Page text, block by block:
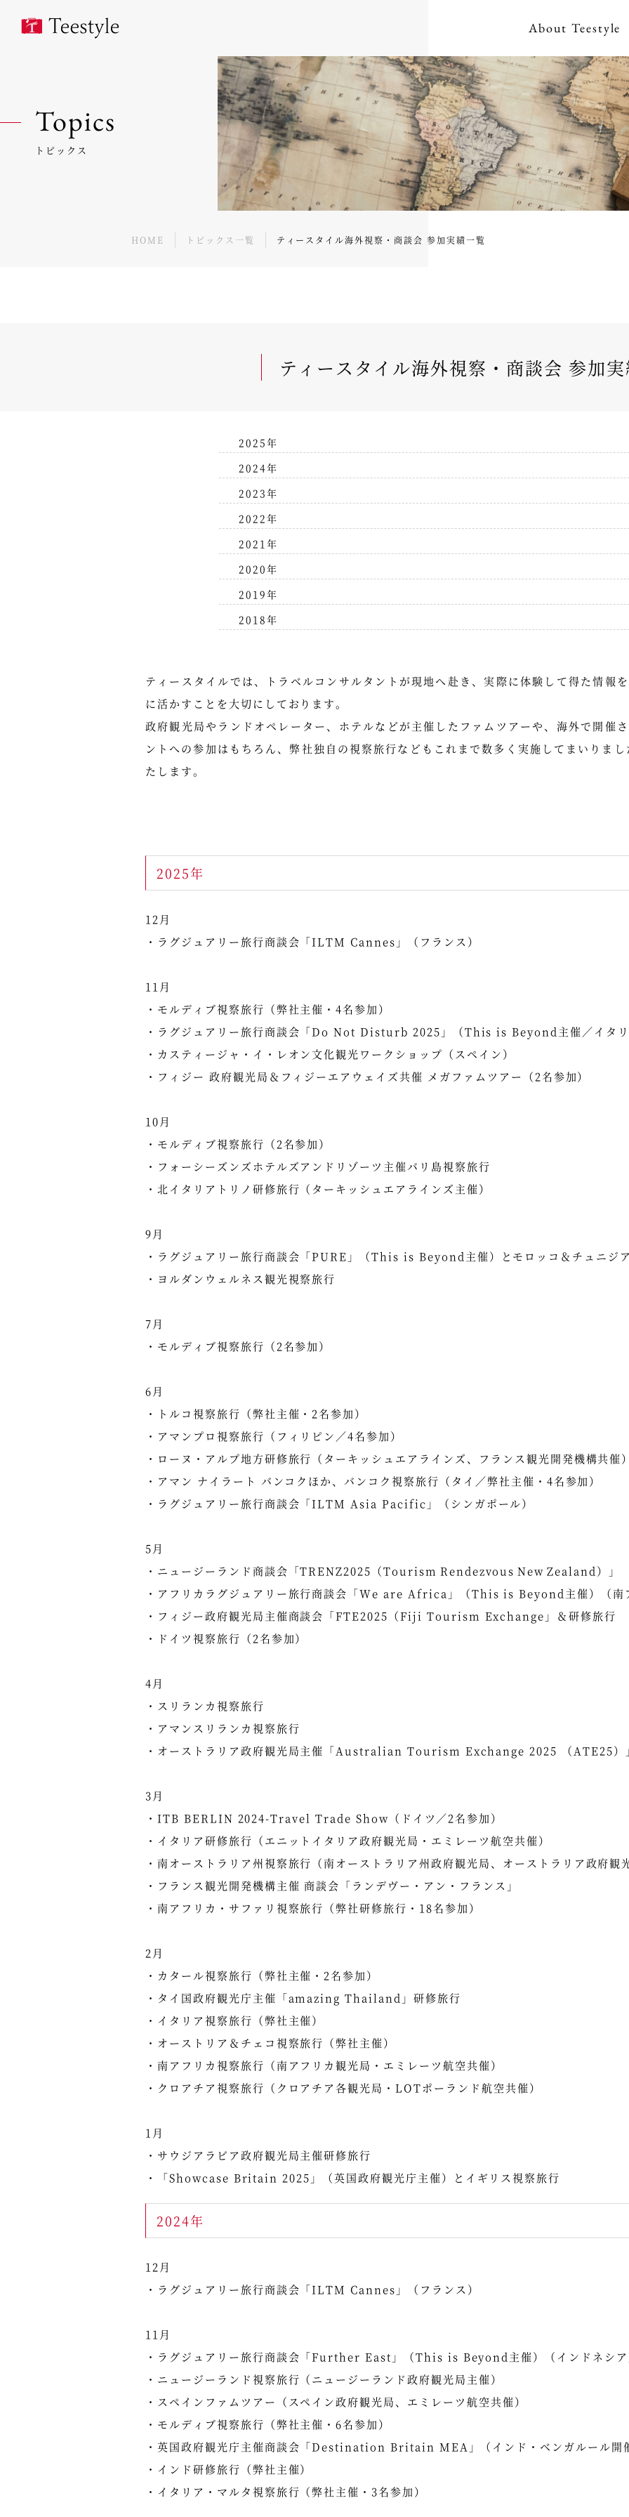
About Teestyle
Topics
トピックス
HOME トピックス一覧 ティースタイル海外視察・商談会 参加実績一覧
ティースタイル海外視察・商談会 参加
2025年
2024年
2023年
2022年
2021年
2020年
2019年
2018年
ティースタイルでは、トラベルコンサルタントが現地へ赴き、実際に体験して得た情報
に活かすことを大切にしております。
政府観光局やランドオペレーター、ホテルなどが主催したファムツアーや、海外で開催
ントへの参加はもちろん、弊社独自の視察旅行などもこれまで数多く実施してまいりま
たします。
2025年
12月
・ラグジュアリー旅行商談会「ILTM Cannes」（フランス）
11月
・モルディブ視察旅行（弊社主催・4名参加）
・ラグジュアリー旅行商談会「Do Not Disturb 2025」（This is Beyond主催／イタ
・カスティージャ・イ・レオン文化観光ワークショップ（スペイン）
・フィジー 政府観光局＆フィジーエアウェイズ共催 メガファムツアー（2名参加）
10月
・モルディブ視察旅行（2名参加）
・フォーシーズンズホテルズアンドリゾーツ主催バリ島視察旅行
・北イタリアトリノ研修旅行（ターキッシュエアラインズ主催）
9月
・ラグジュアリー旅行商談会「PURE」（This is Beyond主催）とモロッコ＆チュニジ
・ヨルダンウェルネス観光視察旅行
7月
・モルディブ視察旅行（2名参加）
6月
・トルコ視察旅行（弊社主催・2名参加）
・アマンプロ視察旅行（フィリピン／4名参加）
・ローヌ・アルプ地方研修旅行（ターキッシュエアラインズ、フランス観光開発機構共催
・アマン ナイラート バンコクほか、バンコク視察旅行（タイ／弊社主催・4名参加）
・ラグジュアリー旅行商談会「ILTM Asia Pacific」（シンガポール）
5月
・ニュージーランド商談会「TRENZ2025（Tourism Rendezvous New Zealand）」
・アフリカラグジュアリー旅行商談会「We are Africa」（This is Beyond主催）（南
・フィジー政府観光局主催商談会「FTE2025（Fiji Tourism Exchange」＆研修旅行
・ドイツ視察旅行（2名参加）
4月
・スリランカ視察旅行
・アマンスリランカ視察旅行
・オーストラリア政府観光局主催「Australian Tourism Exchange 2025 （ATE25）
3月
・ITB BERLIN 2024-Travel Trade Show（ドイツ／2名参加）
・イタリア研修旅行（エニットイタリア政府観光局・エミレーツ航空共催）
・南オーストラリア州視察旅行（南オーストラリア州政府観光局、オーストラリア政府観
・フランス観光開発機構主催 商談会「ランデヴー・アン・フランス」
・南アフリカ・サファリ視察旅行（弊社研修旅行・18名参加）
2月
・カタール視察旅行（弊社主催・2名参加）
・タイ国政府観光庁主催「amazing Thailand」研修旅行
・イタリア視察旅行（弊社主催）
・オーストリア＆チェコ視察旅行（弊社主催）
・南アフリカ視察旅行（南アフリカ観光局・エミレーツ航空共催）
・クロアチア視察旅行（クロアチア各観光局・LOTポーランド航空共催）
1月
・サウジアラビア政府観光局主催研修旅行
・「Showcase Britain 2025」（英国政府観光庁主催）とイギリス視察旅行
2024年
12月
・ラグジュアリー旅行商談会「ILTM Cannes」（フランス）
11月
・ラグジュアリー旅行商談会「Further East」（This is Beyond主催）（インドネシ
・ニュージーランド視察旅行（ニュージーランド政府観光局主催）
・スペインファムツアー（スペイン政府観光局、エミレーツ航空共催）
・モルディブ視察旅行（弊社主催・6名参加）
・英国政府観光庁主催商談会「Destination Britain MEA」（インド・ベンガルール開
・インド研修旅行（弊社主催）
・イタリア・マルタ視察旅行（弊社主催・3名参加）